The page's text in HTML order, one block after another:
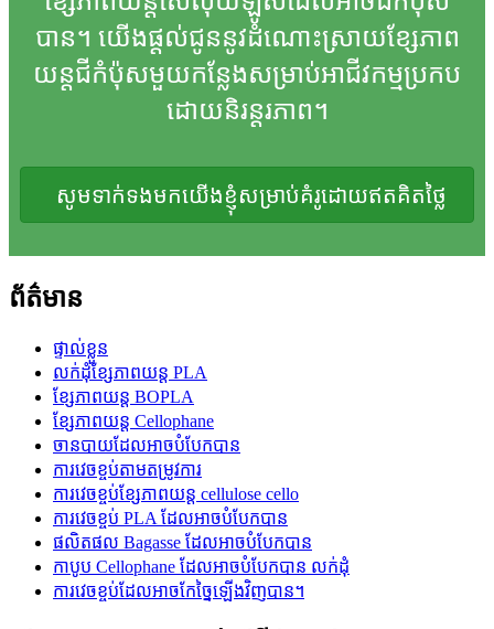
បាន។ យើងផ្តល់ជូននូវដំណោះស្រាយខ្សែភាព
យន្តជីកំប៉ុសមួយកន្លែងសម្រាប់អាជីវកម្មប្រកប
ដោយនិរន្តរភាព។
សូមទាក់ទងមកយើងខ្ញុំសម្រាប់គំរូដោយឥតគិតថ្លៃ
ព័ត៌មាន
ផ្ទាល់ខ្លួន
លក់ដុំខ្សែភាពយន្ត PLA
ខ្សែភាពយន្ត BOPLA
ខ្សែភាពយន្ត Cellophane
ចានបាយដែលអាចបំបែកបាន
ការវេចខ្ចប់តាមតម្រូវការ
ការវេចខ្ចប់ខ្សែភាពយន្ត cellulose cello
ការវេចខ្ចប់ PLA ដែលអាចបំបែកបាន
ផលិតផល Bagasse ដែលអាចបំបែកបាន
កាបូប Cellophane ដែលអាចបំបែកបាន លក់ដុំ
ការវេចខ្ចប់ដែលអាចកែច្នៃឡើងវិញបាន។